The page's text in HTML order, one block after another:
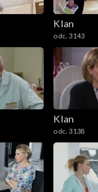
Klan
odc. 3143
Klan
odc. 3138